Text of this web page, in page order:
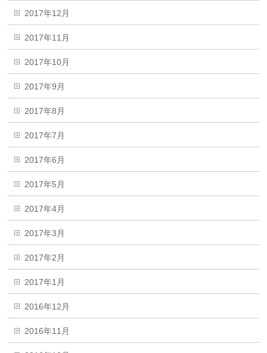
2017年12月
2017年11月
2017年10月
2017年9月
2017年8月
2017年7月
2017年6月
2017年5月
2017年4月
2017年3月
2017年2月
2017年1月
2016年12月
2016年11月